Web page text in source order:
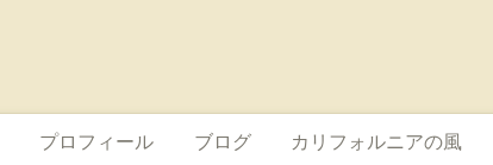
プロフィール ブログ カリフォルニアの風